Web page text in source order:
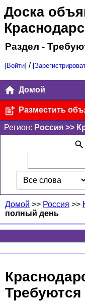
Доска
Раздел -
[Войти] /
Домой
Разместить
Регион: Россия >>
Домой >> Россия >>
полный день